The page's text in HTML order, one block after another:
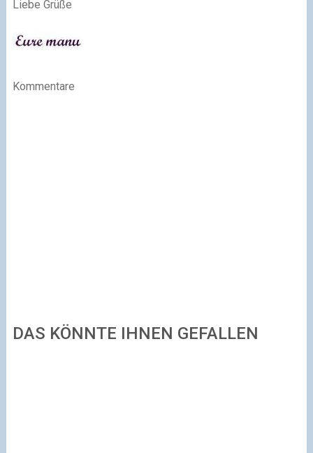
Liebe Grüße
Kommentare
DAS KÖNNTE IHNEN GEFALLEN